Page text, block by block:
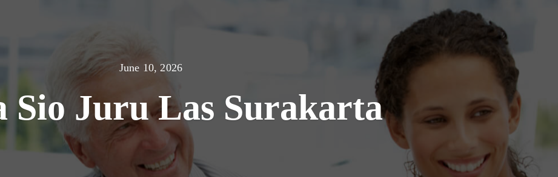
June 10, 2026
Sio Juru Las Surakarta